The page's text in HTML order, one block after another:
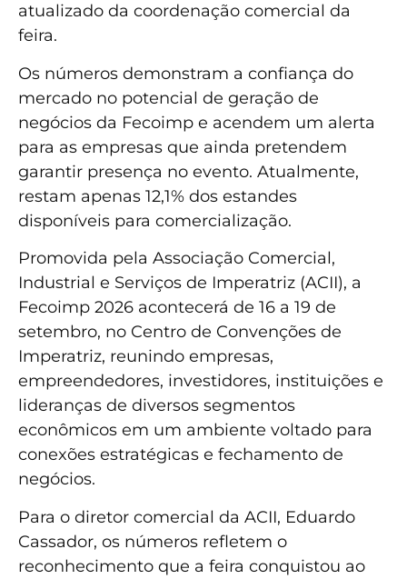
atualizado da coordenação comercial da
feira.
Os números demonstram a confiança do
mercado no potencial de geração de
negócios da Fecoimp e acendem um alerta
para as empresas que ainda pretendem
garantir presença no evento. Atualmente,
restam apenas 12,1% dos estandes
disponíveis para comercialização.
Promovida pela Associação Comercial,
Industrial e Serviços de Imperatriz (ACII), a
Fecoimp 2026 acontecerá de 16 a 19 de
setembro, no Centro de Convenções de
Imperatriz, reunindo empresas,
empreendedores, investidores, instituições e
lideranças de diversos segmentos
econômicos em um ambiente voltado para
conexões estratégicas e fechamento de
negócios.
Para o diretor comercial da ACII, Eduardo
Cassador, os números refletem o
reconhecimento que a feira conquistou ao